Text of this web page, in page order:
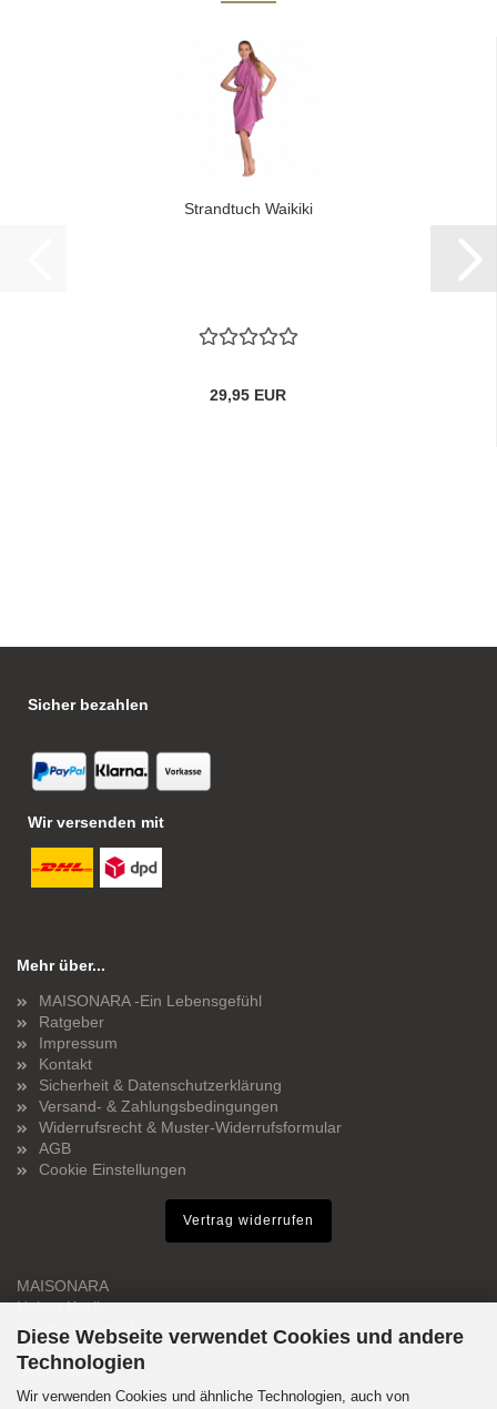
Diese Webseite verwendet Cookies und andere
Technologien
Wir verwenden Cookies und ähnliche Technologien, auch von
Strandtuch Waikiki
29,95 EUR
Sicher bezahlen
Wir versenden mit
Mehr über...
MAISONARA -Ein Lebensgefühl
Ratgeber
Impressum
Kontakt
Sicherheit & Datenschutzerklärung
Versand- & Zahlungsbedingungen
Widerrufsrecht & Muster-Widerrufsformular
AGB
Cookie Einstellungen
MAISONARA
Hakan Kozik
Rosmarinweg 64
50859 Köln
Deutschland
Vertrag widerrufen